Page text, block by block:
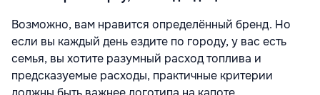
Возможно, вам нравится определённый бренд. Но
если вы каждый день ездите по городу, у вас есть
семья, вы хотите разумный расход топлива и
предсказуемые расходы, практичные критерии